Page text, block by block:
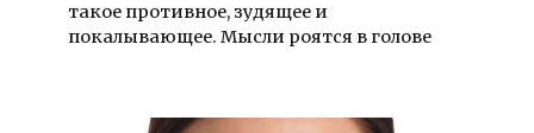
такое противное, зудящее и
покалывающее. Мысли роятся в голове